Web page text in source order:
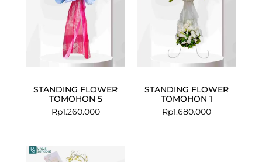
STANDING FLOWER
TOMOHON 5
Rp1.260.000
STANDING FLOWER
TOMOHON 1
Rp1.680.000